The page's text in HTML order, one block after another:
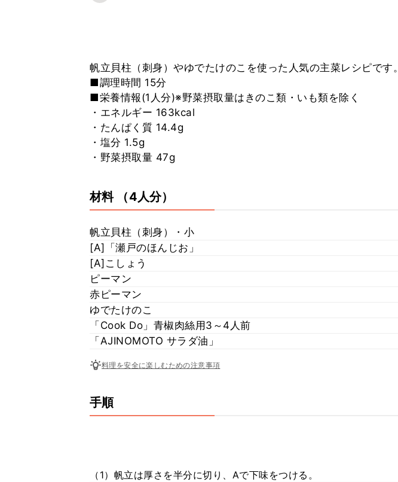
帆立貝柱（刺身）やゆでたけのこを使った人気の主菜レシピです。
■調理時間 15分
■栄養情報(1人分)※野菜摂取量はきのこ類・いも類を除く
・エネルギー 163kcal
・たんぱく質 14.4g
・塩分 1.5g
・野菜摂取量 47g
材料 （4人分）
帆立貝柱（刺身）・小
[A]「瀬戸のほんじお」
[A]こしょう
ピーマン
赤ピーマン
ゆでたけのこ
「Cook Do」青椒肉絲用3～4人前
「AJINOMOTO サラダ油」
料理を安全に楽しむための注意事項
手順
（1）帆立は厚さを半分に切り、Aで下味をつける。